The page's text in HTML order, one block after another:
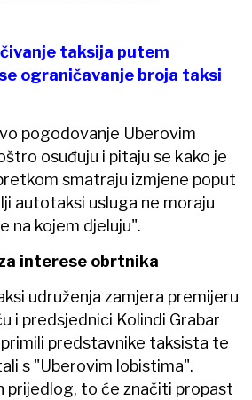
taksija putem
ograničavanje broja taksi
pogodovanje Uberovim
osuđuju i pitaju se kako je
smatraju izmjene poput
autotaksi usluga ne moraju
na kojem djeluju".
interese obrtnika
udruženja zamjera premijeru
i predsjednici Kolindi Grabar
predstavnike taksista te
s "Uberovim lobistima".
prijedlog, to će značiti propast